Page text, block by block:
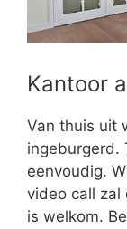
Kantoor
Van thuis uit
ingeburgerd.
eenvoudig.
video call zal
is welkom.